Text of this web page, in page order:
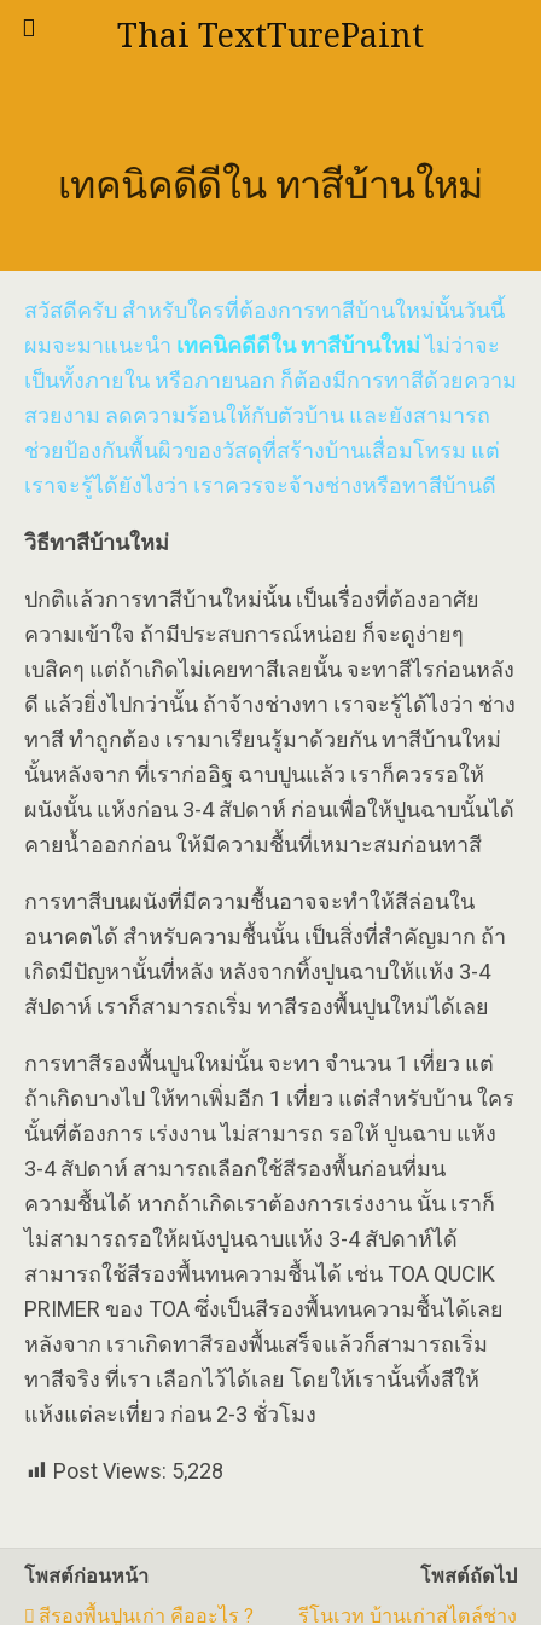
Thai TextTurePaint
เทคนิคดีดีใน ทาสีบ้านใหม่
สวัสดีครับ สำหรับใครที่ต้องการทาสีบ้านใหม่นั้นวันนี้
ผมจะมาแนะนำ เทคนิคดีดีใน ทาสีบ้านใหม่ไม่ว่าจะ
เป็นทั้งภายใน หรือภายนอก ก็ต้องมีการทาสีด้วยความ
สวยงาม ลดความร้อนให้กับตัวบ้าน และยังสามารถ
ช่วยป้องกันพื้นผิวของวัสดุที่สร้างบ้านเสื่อมโทรม แต่
เราจะรู้ได้ยังไงว่า เราควรจะจ้างช่างหรือทาสีบ้านดี
วิธีทาสีบ้านใหม่
ปกติแล้วการทาสีบ้านใหม่นั้น เป็นเรื่องที่ต้องอาศัย
ความเข้าใจ ถ้ามีประสบการณ์หน่อย ก็จะดูง่ายๆ
เบสิคๆ แต่ถ้าเกิดไม่เคยทาสีเลยนั้น จะทาสีไรก่อนหลัง
ดี แล้วยิ่งไปกว่านั้น ถ้าจ้างช่างทา เราจะรู้ได้ไงว่า ช่าง
ทาสี ทำถูกต้อง เรามาเรียนรู้มาด้วยกัน ทาสีบ้านใหม่
นั้นหลังจาก ที่เราก่ออิฐ ฉาบปูนแล้ว เราก็ควรรอให้
ผนังนั้น แห้งก่อน 3-4 สัปดาห์ ก่อนเพื่อให้ปูนฉาบนั้นได้
คายน้ำออกก่อน ให้มีความชื้นที่เหมาะสมก่อนทาสี
การทาสีบนผนังที่มีความชื้นอาจจะทำให้สีล่อนใน
อนาคตได้ สำหรับความชื้นนั้น เป็นสิ่งที่สำคัญมาก ถ้า
เกิดมีปัญหานั้นที่หลัง หลังจากทิ้งปูนฉาบให้แห้ง 3-4
สัปดาห์ เราก็สามารถเริ่ม ทาสีรองพื้นปูนใหม่ได้เลย
การทาสีรองพื้นปูนใหม่นั้น จะทา จำนวน 1 เที่ยว แต่
ถ้าเกิดบางไป ให้ทาเพิ่มอีก 1 เที่ยว แต่สำหรับบ้าน ใคร
นั้นที่ต้องการ เร่งงาน ไม่สามารถ รอให้ ปูนฉาบ แห้ง
3-4 สัปดาห์ สามารถเลือกใช้สีรองพื้นก่อนที่มน
ความชื้นได้ หากถ้าเกิดเราต้องการเร่งงาน นั้น เราก็
ไม่สามารถรอให้ผนังปูนฉาบแห้ง 3-4 สัปดาห์ได้
สามารถใช้สีรองพื้นทนความชื้นได้ เช่น TOA QUCIK
PRIMER ของ TOA ซึ่งเป็นสีรองพื้นทนความชื้นได้เลย
หลังจาก เราเกิดทาสีรองพื้นเสร็จแล้วก็สามารถเริ่ม
ทาสีจริง ที่เรา เลือกไว้ได้เลย โดยให้เรานั้นทิ้งสีให้
แห้งแต่ละเที่ยว ก่อน 2-3 ชั่วโมง
Post Views: 5,228
โพสต์ก่อนหน้า
สีรองพื้นปูนเก่า คืออะไร ?
โพสต์ถัดไป
รีโนเวท บ้านเก่าสไตล์ช่าง